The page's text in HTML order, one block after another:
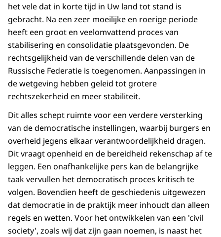
het vele dat in korte tijd in Uw land tot stand is
gebracht. Na een zeer moeilijke en roerige periode
heeft een groot en veelomvattend proces van
stabilisering en consolidatie plaatsgevonden. De
rechtsgelijkheid van de verschillende delen van de
Russische Federatie is toegenomen. Aanpassingen in
de wetgeving hebben geleid tot grotere
rechtszekerheid en meer stabiliteit.
Dit alles schept ruimte voor een verdere versterking
van de democratische instellingen, waarbij burgers en
overheid jegens elkaar verantwoordelijkheid dragen.
Dit vraagt openheid en de bereidheid rekenschap af te
leggen. Een onafhankelijke pers kan de belangrijke
taak vervullen het democratisch proces kritisch te
volgen. Bovendien heeft de geschiedenis uitgewezen
dat democratie in de praktijk meer inhoudt dan alleen
regels en wetten. Voor het ontwikkelen van een 'civil
society', zoals wij dat zijn gaan noemen, is naast het